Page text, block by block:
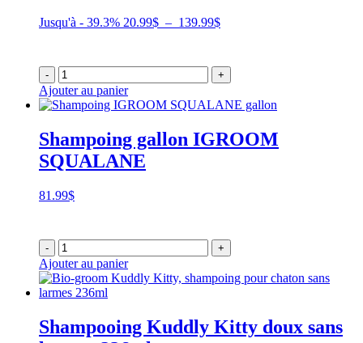
Jusqu'à - 39.3% 20.99$ – 139.99$Plage
20.99$
à
- +
Ajouter au panier
Shampoing gallon IGROOM
SQUALANE
81.99$
- +
Ajouter au panier
Shampooing Kuddly Kitty doux sans